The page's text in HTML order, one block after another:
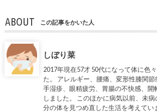
ABOUT この記事をかいた人
しぼり菜
2017年現在57才 50代になって体に色
た。 アレルギー、腰痛、変形性膝関節
手湿疹、眼精疲労、胃腸の不快感、開
しました。 このほかに病気以前、未
分の体を見つめ直した生活を考えてい